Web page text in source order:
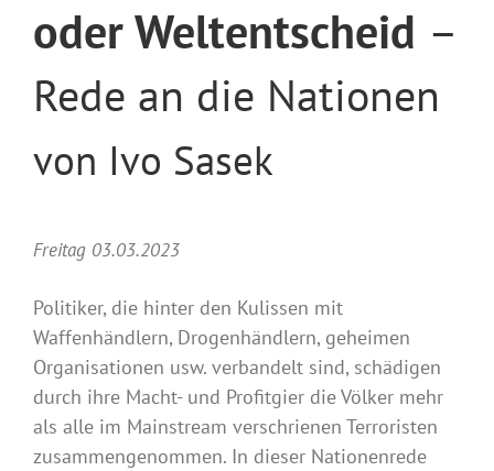
oder Weltentscheid –
Rede an die Nationen
von Ivo Sasek
Freitag 03.03.2023
Politiker, die hinter den Kulissen mit
Waffenhändlern, Drogenhändlern, geheimen
Organisationen usw. verbandelt sind, schädigen
durch ihre Macht- und Profitgier die Völker mehr
als alle im Mainstream verschrienen Terroristen
zusammengenommen. In dieser Nationenrede